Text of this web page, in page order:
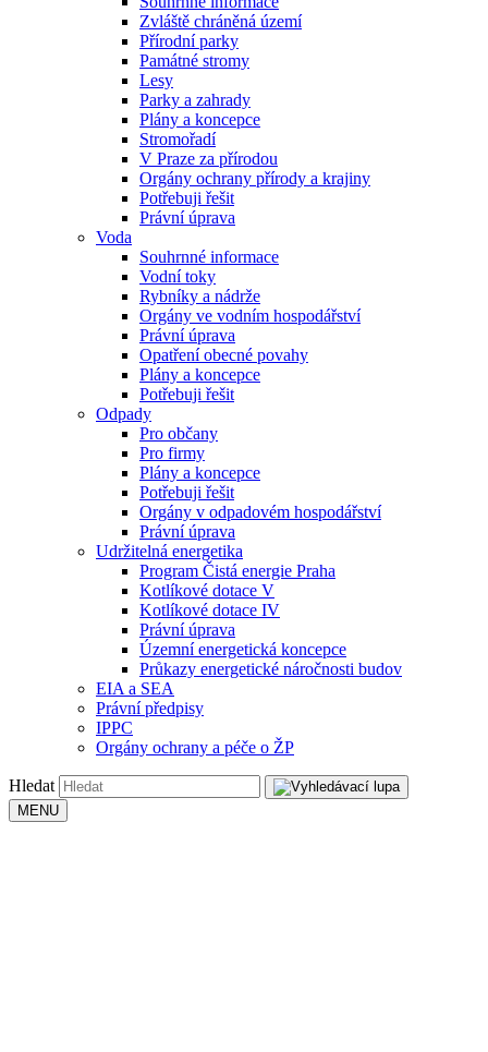
Zvláště chráněná území
Přírodní parky
Památné stromy
Lesy
Parky a zahrady
Plány a koncepce
Stromořadí
V Praze za přírodou
Orgány ochrany přírody a krajiny
Potřebuji řešit
Právní úprava
Voda
Souhrnné informace
Vodní toky
Rybníky a nádrže
Orgány ve vodním hospodářství
Právní úprava
Opatření obecné povahy
Plány a koncepce
Potřebuji řešit
Odpady
Pro občany
Pro firmy
Plány a koncepce
Potřebuji řešit
Orgány v odpadovém hospodářství
Právní úprava
Udržitelná energetika
Program Čistá energie Praha
Kotlíkové dotace V
Kotlíkové dotace IV
Právní úprava
Územní energetická koncepce
Průkazy energetické náročnosti budov
EIA a SEA
Právní předpisy
IPPC
Orgány ochrany a péče o ŽP
Hledat
MENU